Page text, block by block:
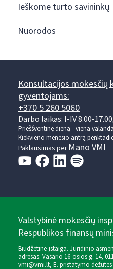
Ieškome turto savininkų
Nuorodos
Konsultacijos mokesčių
gyventojams:
+370 5 260 5060
Darbo laikas: I-IV 8.00-
Prieššventinę dieną - viena
Kiekvieno mėnesio antrą
Paklausimas perMano VMI
Valstybinė mokesčių
Respublikos finansų
Biudžetinė įstaiga. Juridinio
adresas: Vasario 16-osios g. 14,
vmi@vmi.lt, E. pristatymo dėžutės